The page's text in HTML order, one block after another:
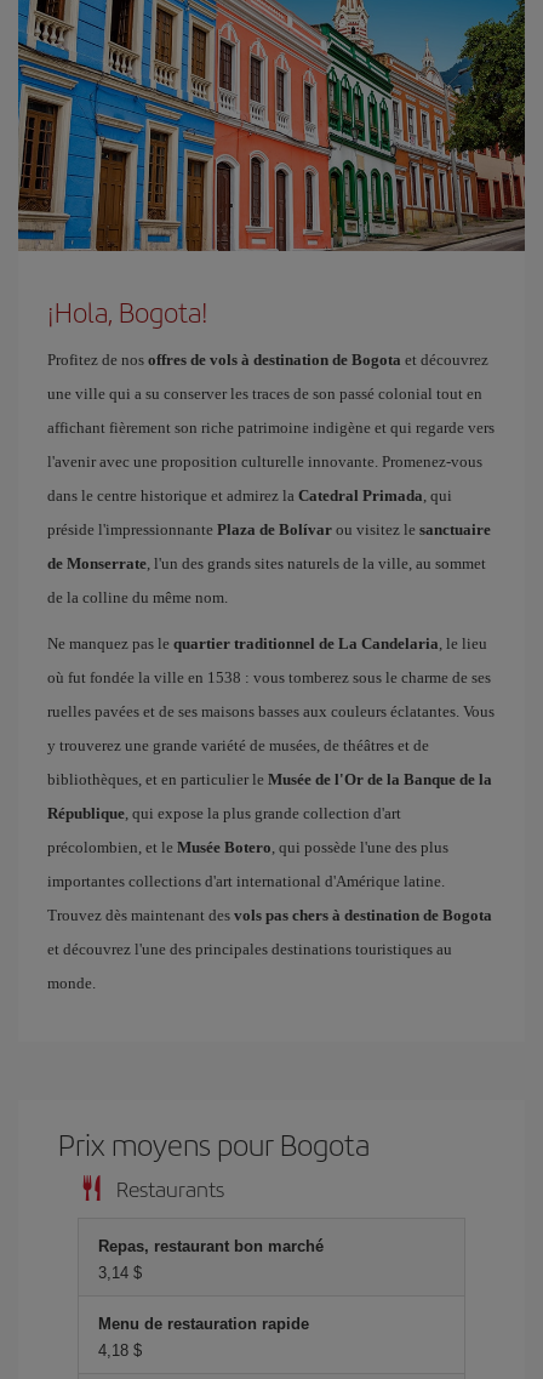
¡Hola, Bogota!
Profitez de nos offres de vols à destination de Bogota et découvrez
une ville qui a su conserver les traces de son passé colonial tout en
affichant fièrement son riche patrimoine indigène et qui regarde vers
l'avenir avec une proposition culturelle innovante. Promenez-vous
dans le centre historique et admirez la Catedral Primada, qui
préside l'impressionnante Plaza de Bolívar ou visitez le sanctuaire
de Monserrate, l'un des grands sites naturels de la ville, au sommet
de la colline du même nom.
Ne manquez pas le quartier traditionnel de La Candelaria, le lieu
où fut fondée la ville en 1538 : vous tomberez sous le charme de ses
ruelles pavées et de ses maisons basses aux couleurs éclatantes. Vous
y trouverez une grande variété de musées, de théâtres et de
bibliothèques, et en particulier le Musée de l'Or de la Banque de la
République, qui expose la plus grande collection d'art
précolombien, et le Musée Botero, qui possède l'une des plus
importantes collections d'art international d'Amérique latine.
Trouvez dès maintenant des vols pas chers à destination de Bogota
et découvrez l'une des principales destinations touristiques au
monde.
Prix ​​moyens pour Bogota
Restaurants
Repas, restaurant bon marché
3,14 $
Menu de restauration rapide
4,18 $